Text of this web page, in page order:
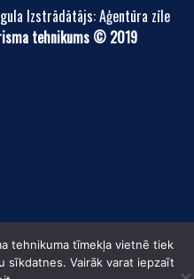
Izstrādātājs: Aģentūra zīle
tehnikums © 2019
tehnikuma tīmekļa vietnē tiek
sīkdatnes. Vairāk varat iepzaīt